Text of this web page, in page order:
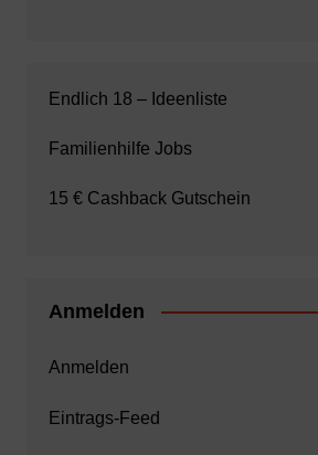
Endlich 18 – Ideenliste
Familienhilfe Jobs
15 € Cashback Gutschein
Anmelden
Anmelden
Eintrags-Feed